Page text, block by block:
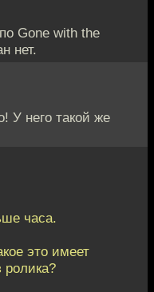
Gone with the
нет.
У него такой же
часа.
это имеет
ролика?